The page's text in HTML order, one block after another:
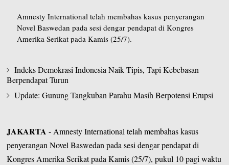
Amnesty International telah membahas kasus penyerangan
Novel Baswedan pada sesi dengar pendapat di Kongres
Amerika Serikat pada Kamis (25/7).
Indeks Demokrasi Indonesia Naik Tipis, Tapi Kebebasan
Berpendapat Turun
Update: Gunung Tangkuban Parahu Masih Berpotensi Erupsi
JAKARTA - Amnesty International telah membahas kasus
penyerangan Novel Baswedan pada sesi dengar pendapat di
Kongres Amerika Serikat pada Kamis (25/7), pukul 10 pagi waktu